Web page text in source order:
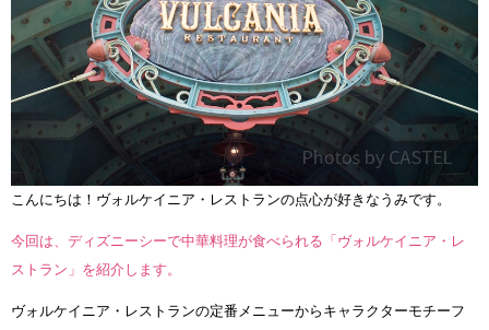
こんにちは！ヴォルケイニア・レストランの点心が好きなうみです。
今回は、ディズニーシーで中華料理が食べられる「ヴォルケイニア・レ
ストラン」を紹介します。
ヴォルケイニア・レストランの定番メニューからキャラクターモチーフ